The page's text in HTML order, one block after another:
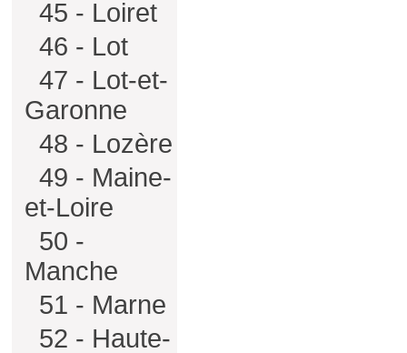
45 - Loiret
46 - Lot
47 - Lot-et-
Garonne
48 - Lozère
49 - Maine-
et-Loire
50 -
Manche
51 - Marne
52 - Haute-